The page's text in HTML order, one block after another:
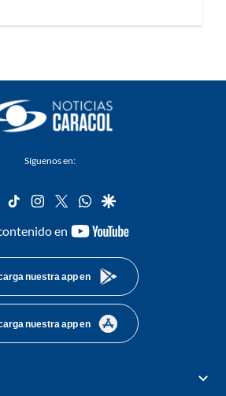
Síguenos en:
facebook
tiktok instagram
twitterwhatsapp
google
en
youtube-
nuestra app en
nuestra app en